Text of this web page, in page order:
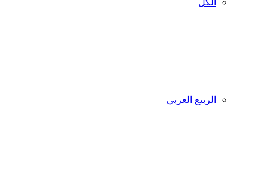
الكل
الربيع العربي